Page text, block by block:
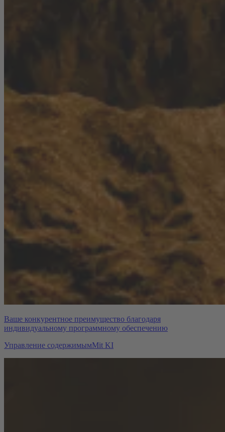
Ваше конкурентное преимущество благодаря
индивидуальному программному обеспечению
Управление содержимымMit KI